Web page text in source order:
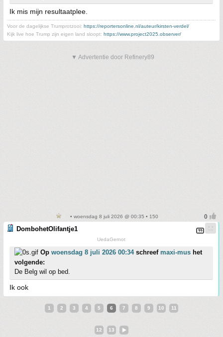
Ik mis mijn resultaatplee.
Voor de dagelijkse Trumprotzooi: https://reportersonline.nl/auteur/kirsten-verdel/
Kijk live hoe Trump zijn eigen land sloopt: https://www.project2025.observer/
▼ Advertentie door Refinery89
• woensdag 8 juli 2026 @ 00:35 • 150
DombohetOlifantje1
UedaGernot
Op woensdag 8 juli 2026 00:34schreef maxi-mus het
volgende:
De Belg wil op bed.
Ik ook
1 2 3 4 5 6 7 8 9 10 11
12 13